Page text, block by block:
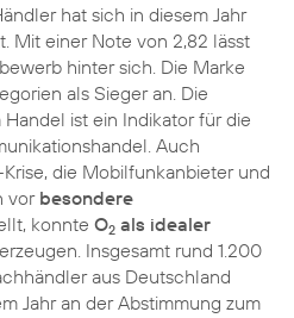
hat sich in diesem Jahr
Mit einer Note von 2,82 lässt
hinter sich. Die Marke
als Sieger an. Die
ist ein Indikator für die
Auch
die Mobilfunkanbieter und
vor besondere
konnte O2 als idealer
Insgesamt rund 1.200
aus Deutschland
Jahr an der Abstimmung zum